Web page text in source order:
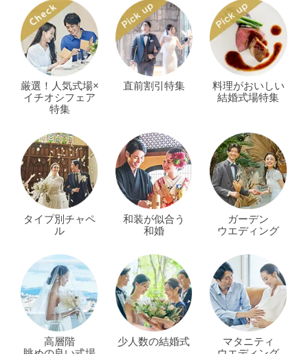
厳選！人気式場×
イチオシフェア
特集
直前割引特集
料理がおいしい
結婚式場特集
タイプ別チャペ
ル
和装が似合う
和婚
ガーデン
ウエディング
高層階
少人数の結婚式
マタニティ